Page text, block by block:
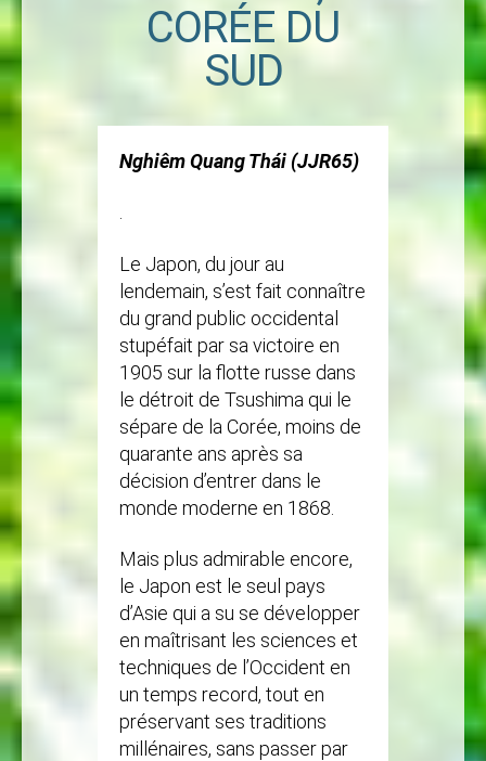
CORÉE DU
SUD
Nghiêm Quang Thái (JJR65)
Le Japon, du jour au
lendemain, s’est fait connaître
du grand public occidental
stupéfait par sa victoire en
1905 sur la flotte russe dans
le détroit de Tsushima qui le
sépare de la Corée, moins de
quarante ans après sa
décision d’entrer dans le
monde moderne en 1868.
Mais plus admirable encore,
le Japon est le seul pays
d’Asie qui a su se développer
en maîtrisant les sciences et
techniques de l’Occident en
un temps record, tout en
préservant ses traditions
millénaires, sans passer par